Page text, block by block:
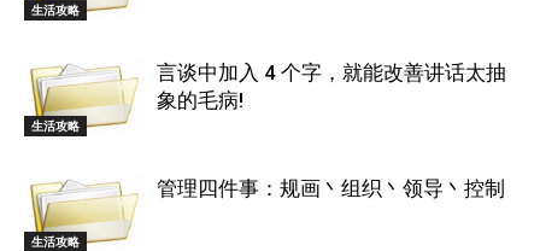
生活攻略
生活攻略
言谈中加入 4 个字，就能改善讲话太抽
象的毛病!
生活攻略
管理四件事：规画丶组织丶领导丶控制